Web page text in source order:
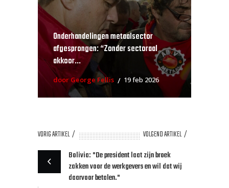
Onderhandelingen metaalsector
afgesprongen: “Zonder sectoraal
akkoor...
door George Fellis 19 feb 2026
VORIG ARTIKEL
VOLGEND ARTIKEL
Bolivia: "De president laat zijn broek
zakken voor de werkgevers en wil dat wij
daarvoor betalen."